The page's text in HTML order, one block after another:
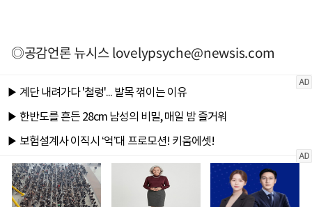
◎공감언론 뉴시스lovelypsyche@newsis.com